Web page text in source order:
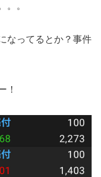
。。
なってるとか？事件
！